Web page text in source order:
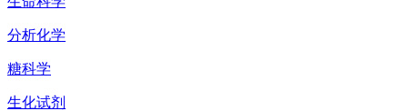
分析化学
糖科学
生化试剂